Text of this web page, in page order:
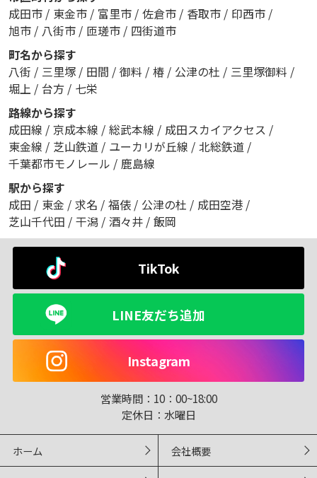
成田市 / 東金市 / 富里市 / 佐倉市 / 香取市 / 印西市 /
旭市 / 八街市 / 匝瑳市 / 四街道市
町名から探す
八街 / 三里塚 / 田間 / 御料 / 椿 / 公津の杜 / 三里塚御料 /
堀上 / 台方 / 七栄
路線から探す
成田線 / 京成本線 / 総武本線 / 成田スカイアクセス /
東金線 / 芝山鉄道 / ユーカリが丘線 / 北総鉄道 /
千葉都市モノレール / 鹿島線
駅から探す
成田 / 東金 / 求名 / 福俵 / 公津の杜 / 成田空港 /
芝山千代田 / 干潟 / 酒々井 / 飯岡
TikTok
LINE友だち追加
Instagram
営業時間： 10：00~18:00
定休日： 水曜日
ホーム 会社概要